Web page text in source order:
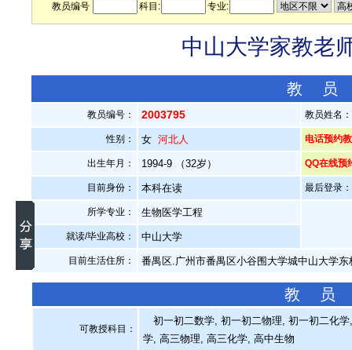
教员编号 科目: 专业:
中山大学家教老
教
教员编号： 2003795 教员姓名
性别： 女河北人 电话预约
出生年月： 1994-9 （32岁） QQ在线预
目前身份： 本科在读 最后登录
所学专业： 生物医学工程
就读/毕业高校： 中山大学
目前生活住所： 番禺区.广州市番禺区小谷围大学城中山大学东
教 员
可教授科目：
初一初二数学, 初一初二物理, 初一初二化
学, 高三物理, 高三化学, 高中生物